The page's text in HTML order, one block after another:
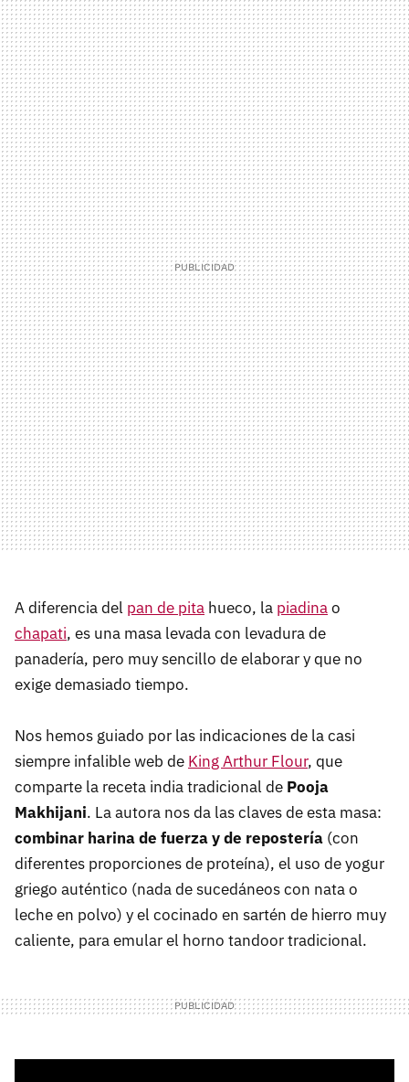
A diferencia del pan de pita hueco, la piadinao
chapati, es una masa levada con levadura de
panadería, pero muy sencillo de elaborar y que no
exige demasiado tiempo.
Nos hemos guiado por las indicaciones de la casi
siempre infalible web de King Arthur Flour, que
comparte la receta india tradicional de Pooja
Makhijani. La autora nos da las claves de esta masa:
combinar harina de fuerza y de repostería (con
diferentes proporciones de proteína), el uso de yogur
griego auténtico (nada de sucedáneos con nata o
leche en polvo) y el cocinado en sartén de hierro muy
caliente, para emular el horno tandoor tradicional.